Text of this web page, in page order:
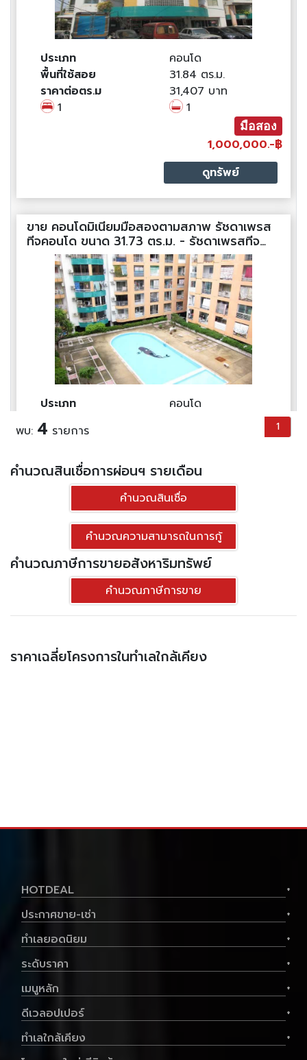
ประเภท
คอนโด
พื้นที่ใช้สอย
31.84 ตร.ม.
ราคาต่อตร.ม
31,407 บาท
1
1
มือสอง
1,000,000.-฿
ดูทรัพย์
ขาย คอนโดมิเนียมมือสองตามสภาพ รัชดาเพรส
ทีจคอนโด ขนาด 31.73 ตร.ม. - รัชดาเพรสทีจ
คอนโด
ประเภท
คอนโด
พื้นที่ใช้สอย
ราคาต่อตร.ม
950,000.-฿
ดูทรัพย์
ขาย คอนโดมิเนียม รัชดาเพรสทีจคอนโด ชั้นที่ 5
อาคารบี ขนาด 31.84 ตร.ม. - รัชดาเพรสทีจคอน
ลด ฿63,500
ดูทรัพย์
ขาย คอนโดมิเนียมมือสองตามสภาพ รัชดาเพรส
ทีจคอนโด ขนาด 31.65 ตร.ม. - รัชดาเพรสทีจ
พบ: 4 รายการ 1
คำนวณสินเชื่อการผ่อนฯ รายเดือน
คำนวณสินเชื่อ
คำนวณความสามารถในการกู้
คำนวณภาษีการขายอสังหาริมทรัพย์
คำนวณภาษีการขาย
ราคาเฉลี่ยโครงการในทำเลใกล้เคียง
HOTDEAL +
ประกาศขาย-เช่า +
ทำเลยอดนิยม +
ระดับราคา +
เมนูหลัก +
ดีเวลอปเปอร์ +
ทำเลใกล้เคียง +